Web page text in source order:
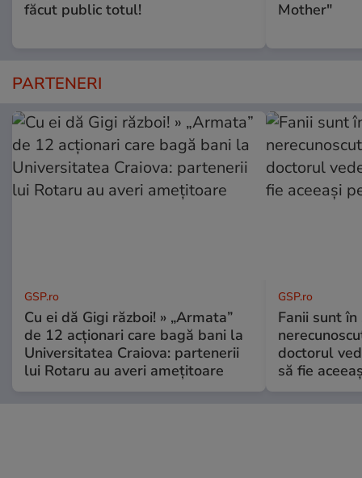
făcut public totul!
Mother"
PARTENERI
GSP.ro
Cu ei dă Gigi război! » „Armata”
de 12 acționari care bagă bani la
Universitatea Craiova: partenerii
lui Rotaru au averi amețitoare
GSP.ro
Fanii sunt în
doctorul
să fie